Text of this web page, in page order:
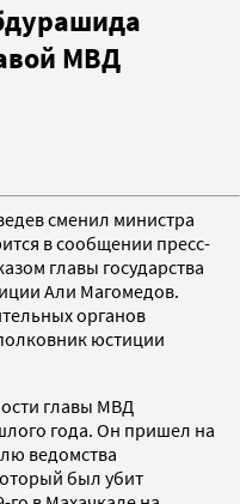
МВД
сменил министра
в сообщении пресс-
главы государства
Али Магомедов.
органов
юстиции
главы МВД
года. Он пришел на
ведомства
был убит